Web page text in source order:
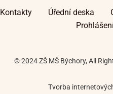
Kontakty Úřední deska
© 2024 ZŠ MŠ Býchory, All
Tvorba